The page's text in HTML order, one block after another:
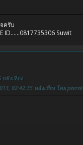
ครับ
ID......0817735306 Suwit
หลังเที่ยง
02:42:35 หลังเที่ยง โดย peerxk